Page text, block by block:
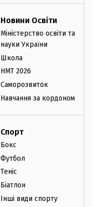
Новини Освіти
Міністерство освіти та
науки України
Школа
НМТ 2026
Саморозвиток
Навчання за кордоном
Спорт
Бокс
Футбол
Теніс
Біатлон
Інші види спорту